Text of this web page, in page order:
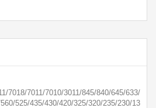
7018/7011/7010/3011/845/840/645/633/
525/435/430/420/325/320/235/230/13